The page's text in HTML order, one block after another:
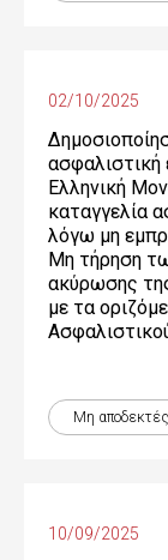
02/10/2025
ασφαλιστική
Ελληνική
καταγγελία
λόγω μη
Μη τήρηση
ακύρωσης
με τα
Μη αποδεκτές
10/09/2025